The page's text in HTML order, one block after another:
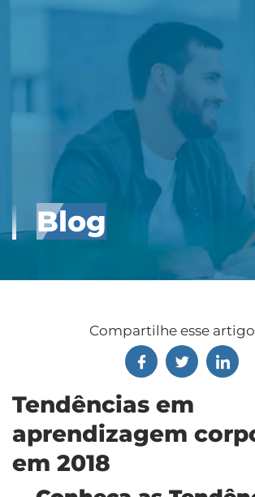
Blog
Compartilhe esse
Tendências em
aprendizagem
em 2018